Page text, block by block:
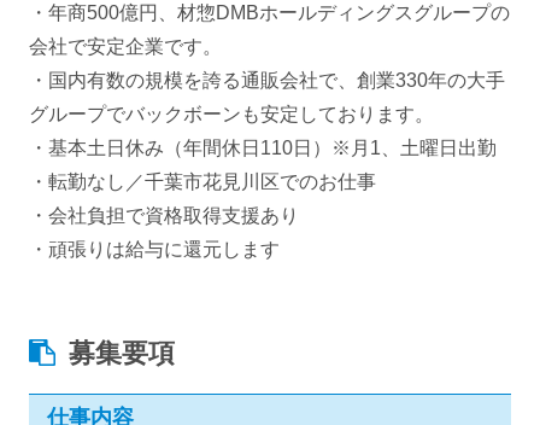
・年商500億円、材惣DMBホールディングスグループの
会社で安定企業です。
・国内有数の規模を誇る通販会社で、創業330年の大手
グループでバックボーンも安定しております。
・基本土日休み（年間休日110日）※月1、土曜日出勤
・転勤なし／千葉市花見川区でのお仕事
・会社負担で資格取得支援あり
・頑張りは給与に還元します
募集要項
仕事内容